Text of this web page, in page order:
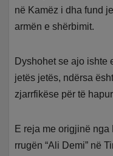
në Kamëz i dha fund
armën e shërbimit.
Dyshohet se ajo ishte
jetës jetës, ndërsa
zjarrfikëse për të
E reja me origjinë
rrugën “Ali Demi” në